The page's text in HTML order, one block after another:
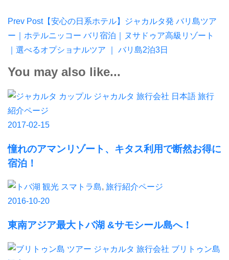
Post
Navigation
Prev Post【安心の日系ホテル】ジャカルタ発 バリ島ツア
ー｜ホテルニッコー バリ宿泊｜ヌサドゥア高級リゾート
｜選べるオプショナルツア ｜ バリ島2泊3日
You may also like...
旅行
紹介ページ
2017-02-15
憧れのアマンリゾート、キタス利用で断然お得に
宿泊！
スマトラ島, 旅行紹介ページ
2016-10-20
東南アジア最大トバ湖 &サモシール島へ！